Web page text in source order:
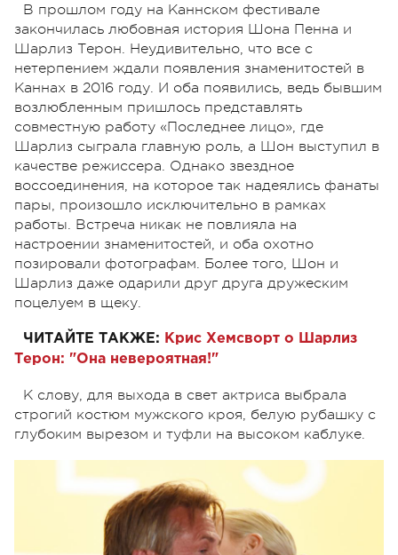
В прошлом году на Каннском фестивале
закончилась любовная история Шона Пенна и
Шарлиз Терон. Неудивительно, что все с
нетерпением ждали появления знаменитостей в
Каннах в 2016 году. И оба появились, ведь бывшим
возлюбленным пришлось представлять
совместную работу «Последнее лицо», где
Шарлиз сыграла главную роль, а Шон выступил в
качестве режиссера. Однако звездное
воссоединения, на которое так надеялись фанаты
пары, произошло исключительно в рамках
работы. Встреча никак не повлияла на
настроении знаменитостей, и оба охотно
позировали фотографам. Более того, Шон и
Шарлиз даже одарили друг друга дружеским
поцелуем в щеку.
ЧИТАЙТЕ ТАКЖЕ: Крис Хемсворт о Шарлиз
Терон: "Она невероятная!"
К слову, для выхода в свет актриса выбрала
строгий костюм мужского кроя, белую рубашку с
глубоким вырезом и туфли на высоком каблуке.